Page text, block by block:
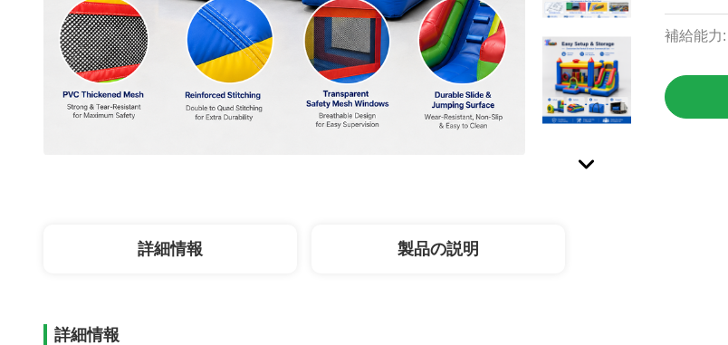
補給能力:
詳細情報 製品の説明
詳細情報